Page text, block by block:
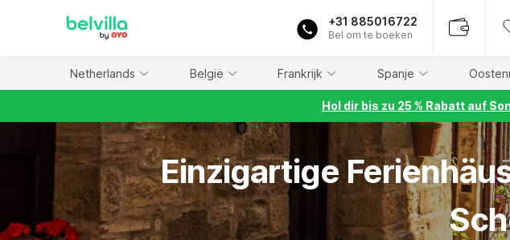
+31 885016722
Bel om te boeken
Netherlands België Frankrijk Spanje
Hol dir bis zu 25 % Rabatt auf
Einzigartige